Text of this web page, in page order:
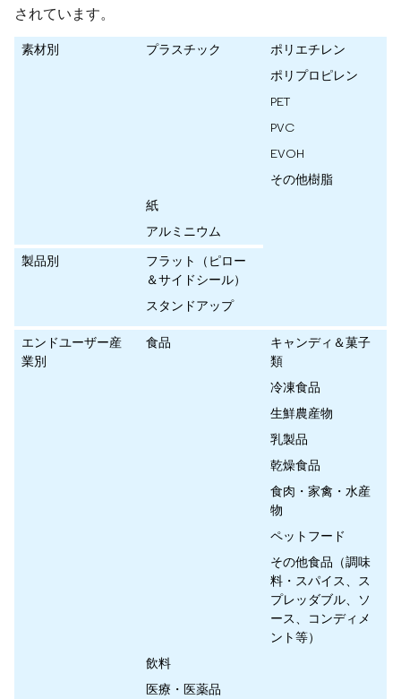
されています。
素材別 プラスチック
ポリエチレン
ポリプロピレン
PET
PVC
EVOH
その他樹脂
紙
アルミニウム
製品別
フラット（ピロー
＆サイドシール）
スタンドアップ
エンドユーザー産
業別
食品
キャンディ＆菓子
類
冷凍食品
生鮮農産物
乳製品
乾燥食品
食肉・家禽・水産
物
ペットフード
その他食品（調味
料・スパイス、ス
プレッダブル、ソ
ース、コンディメ
ント等）
飲料
医療・医薬品